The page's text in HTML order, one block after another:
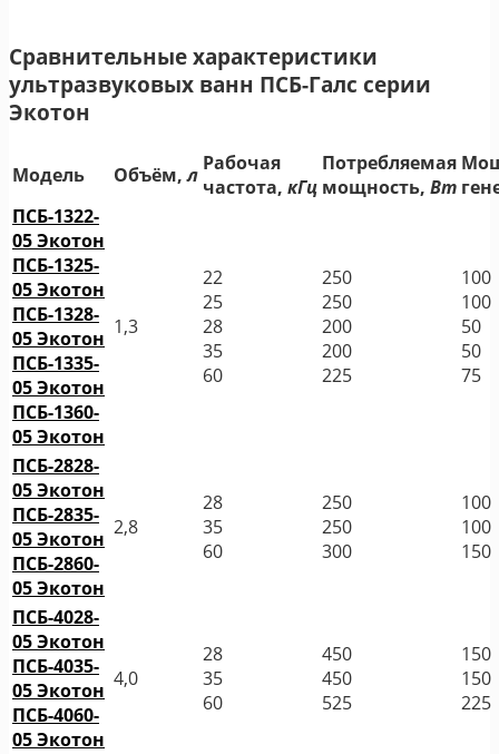
Сравнительные характеристики
ультразвуковых ванн ПСБ-Галс серии
Экотон
Модель Объём,л Рабочая
частота, кГц
Потребляемая
мощность, Вт
ПСБ-1322-
05 Экотон
ПСБ-1325-
05 Экотон
ПСБ-1328-
05 Экотон
ПСБ-1335-
05 Экотон
ПСБ-1360-
05 Экотон
1,3
22
25
28
35
60
250
250
200
200
225
100
100
50
50
75
ПСБ-2828-
05 Экотон
ПСБ-2835-
05 Экотон
ПСБ-2860-
05 Экотон
2,8
28
35
60
250
250
300
100
100
150
ПСБ-4028-
05 Экотон
ПСБ-4035-
05 Экотон
ПСБ-4060-
05 Экотон
4,0
28
35
60
450
450
525
150
150
225